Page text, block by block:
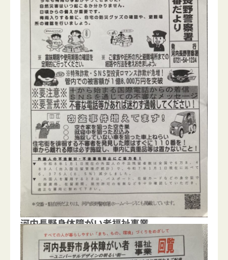
河内長野身体障がい者福祉事業